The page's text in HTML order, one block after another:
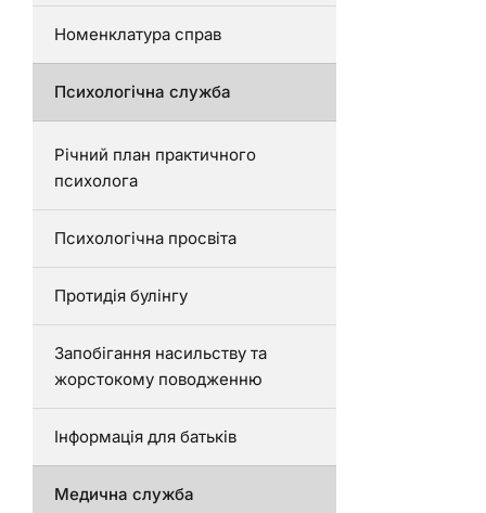
Номенклатура справ
Психологічна служба
Річний план практичного
психолога
Психологічна просвіта
Протидія булінгу
Запобігання насильству та
жорстокому поводженню
Інформація для батьків
Медична служба